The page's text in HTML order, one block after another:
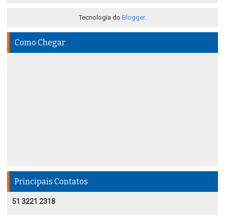
Tecnologia do Blogger.
Como Chegar
Principais Contatos
51 3221 2318